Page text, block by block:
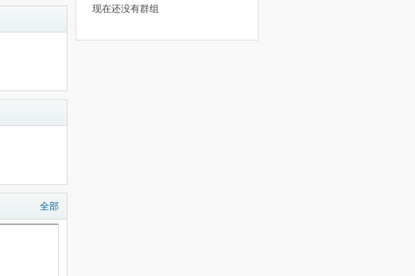
全部
现在还没有群组